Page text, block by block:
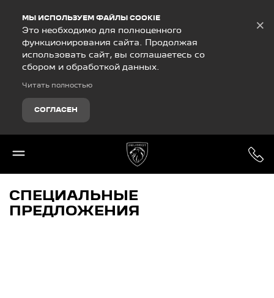
МЫ ИСПОЛЬЗУЕМ ФАЙЛЫ COOKIE
Это необходимо для полноценного
функционирования сайта. Продолжая
использовать сайт, вы соглашаетесь со
сбором и обработкой данных.
Читать полностью
СОГЛАСЕН
×
СПЕЦИАЛЬНЫЕ
ПРЕДЛОЖЕНИЯ